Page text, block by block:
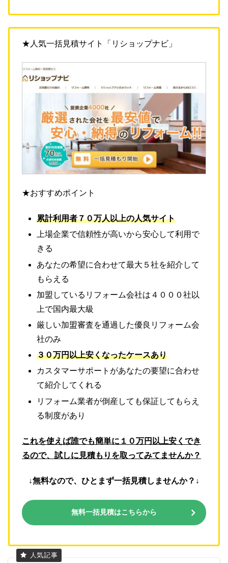
★人気一括見積サイト「リショップナビ」
★おすすめポイント
累計利用者７０万人以上の人気サイト
上場企業で信頼性が高いから安心して利用で
きる
あなたの希望に合わせて最大５社を紹介して
もらえる
加盟しているリフォーム会社は４０００社以
上で国内最大級
厳しい加盟審査を通過した優良リフォーム会
社のみ
３０万円以上安くなったケースあり
カスタマーサポートがあなたの要望に合わせ
て紹介してくれる
リフォーム業者が倒産しても保証してもらえ
る制度があり
これを使えば誰でも簡単に１０万円以上安くでき
るので、試しに見積もりを取ってみてませんか？
↓無料なので、ひとまず一括見積しませんか？↓
無料一括見積はこちらから